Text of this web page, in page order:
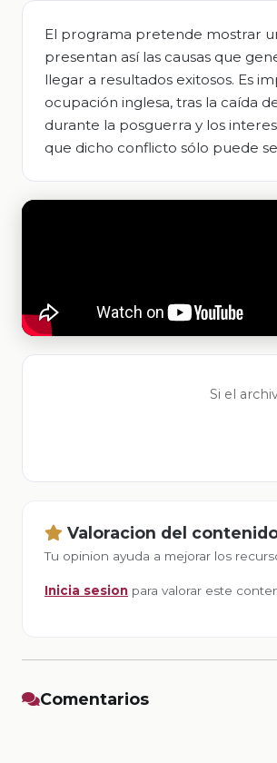
El programa pretende mostrar
presentan así las causas que
llegar a resultados exitosos. Es
ocupación inglesa, tras la caída
durante la posguerra y los
que dicho conflicto sólo puede
Si el
Valoracion del
Tu opinion ayuda a mejorar los
Inicia sesion para valorar este
Comentarios